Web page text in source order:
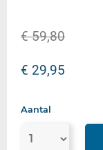
€ 59,80
€ 29,95
Aantal